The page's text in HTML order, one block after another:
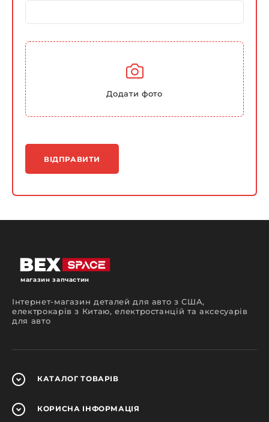
Додати фото
ВІДПРАВИТИ
магазин запчастин
Інтернет-магазин деталей для авто з США,
електрокарів з Китаю, електростанцій та аксесуарів
для авто
КАТАЛОГ ТОВАРІВ
КОРИСНА ІНФОРМАЦІЯ